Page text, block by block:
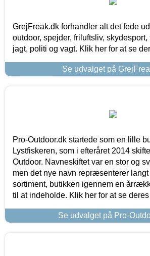
GrejFreak.dk forhandler alt det fede
outdoor, spejder, friluftsliv,
jagt, politi og vagt. Klik her for at se
Se udvalget på
Pro-Outdoor.dk startede som en lille
Lystfiskeren, som i efteråret 2014
Outdoor. Navneskiftet var en stor og
men det nye navn repræsenterer
sortiment, butikken igennem en
til at indeholde. Klik her for at se
Se udvalget på Pro-